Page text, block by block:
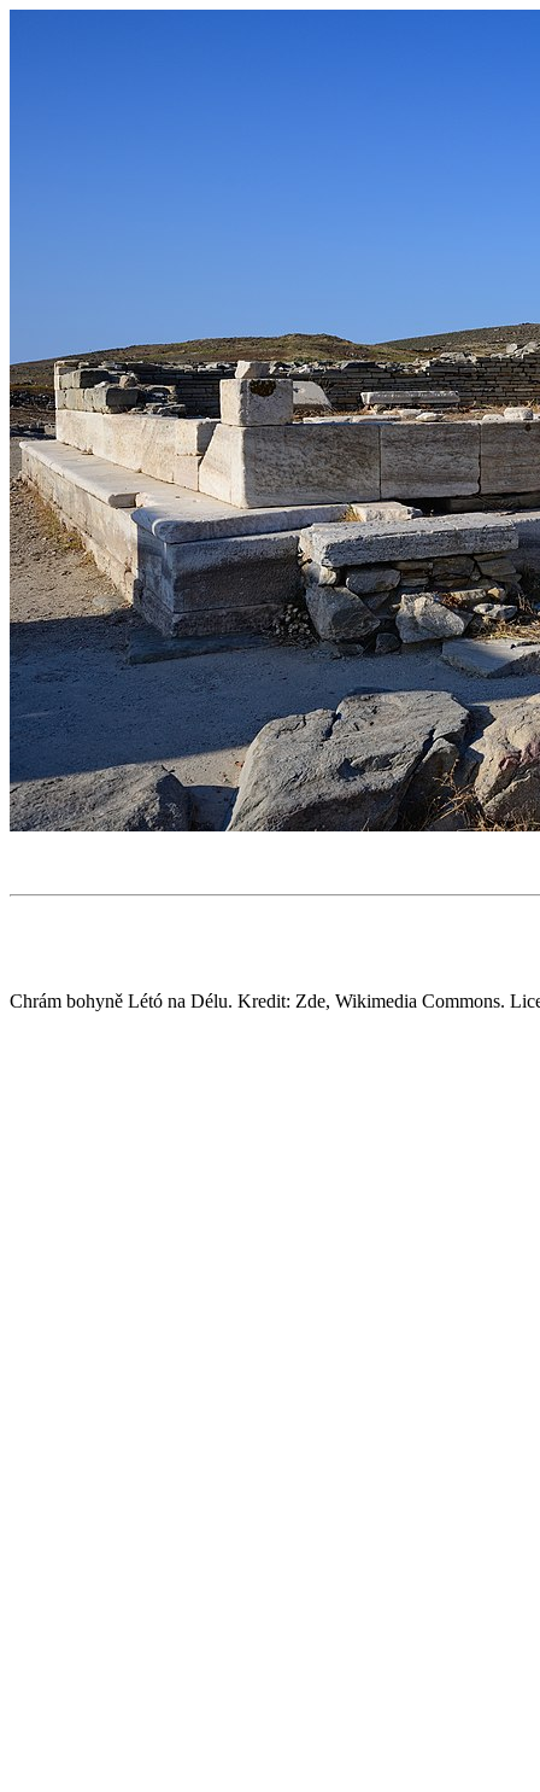
Chrám bohyně Létó na Délu. Kredit: Zde, Wikimedia Commons.